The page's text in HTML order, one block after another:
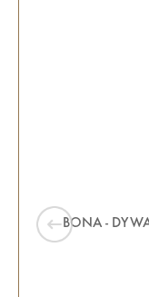
BONA -